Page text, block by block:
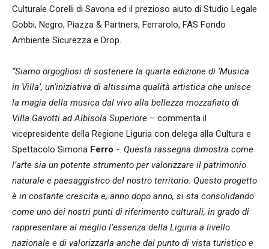
Culturale Corelli di Savona ed il prezioso aiuto di Studio Legale
Gobbi, Negro, Piazza & Partners, Ferrarolo, FAS Fondo
Ambiente Sicurezza e Drop.
“Siamo orgogliosi di sostenere la quarta edizione di ‘Musica
in Villa’, un’iniziativa di altissima qualità artistica che unisce
la magia della musica dal vivo alla bellezza mozzafiato di
Villa Gavotti ad Albisola Superiore – commenta il
vicepresidente della Regione Liguria con delega alla Cultura e
Spettacolo Simona Ferro -. Questa rassegna dimostra come
l’arte sia un potente strumento per valorizzare il patrimonio
naturale e paesaggistico del nostro territorio. Questo progetto
è in costante crescita e, anno dopo anno, si sta consolidando
come uno dei nostri punti di riferimento culturali, in grado di
rappresentare al meglio l’essenza della Liguria a livello
nazionale e di valorizzarla anche dal punto di vista turistico e